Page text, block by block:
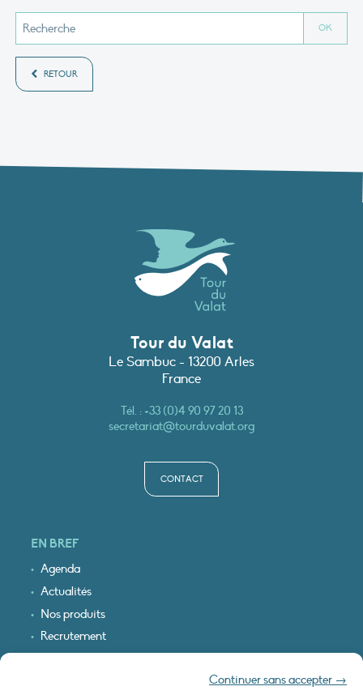
Continuer sans accepter →
RETOUR
Tour du Valat
Le Sambuc - 13200 Arles
France
Tél. :+33 (0)4 90 97 20 13
secretariat@tourduvalat.org
CONTACT
EN BREF
Agenda
Actualités
Nos produits
Recrutement